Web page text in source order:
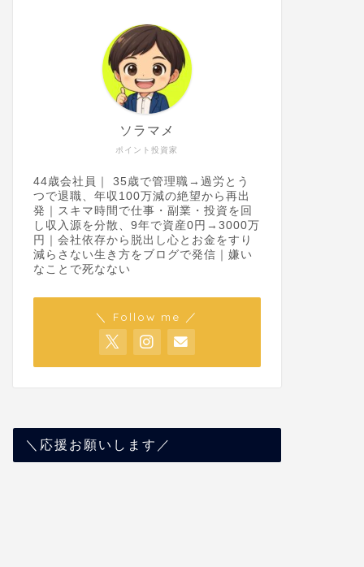
ポイント投資家
ソラマメ
44歳会社員｜ 35歳で管理職→過労とう
つで退職、年収100万減の絶望から再出
発｜スキマ時間で仕事・副業・投資を回
し収入源を分散、9年で資産0円→3000万
円｜会社依存から脱出し心とお金をすり
減らさない生き方をブログで発信｜嫌い
なことで死なない
＼ Follow me ／
＼応援お願いします／